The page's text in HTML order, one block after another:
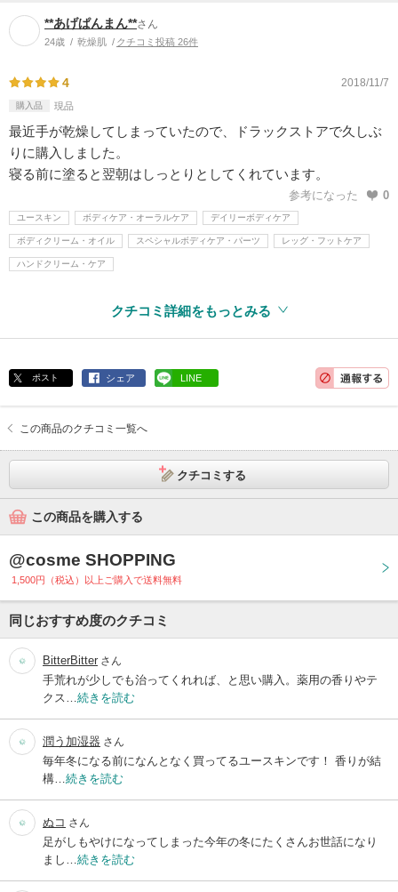
**あげぱんまん**さん
24歳 乾燥肌 クチコミ投稿 26件
4 2018/11/7
購入品 現品
最近手が乾燥してしまっていたので、ドラックストアで久しぶ
りに購入しました。
寝る前に塗ると翌朝はしっとりとしてくれています。
参考になった 0
ユースキン ボディケア・オーラルケア デイリーボディケア
ボディクリーム・オイル スペシャルボディケア・パーツ レッグ・フットケア
ハンドクリーム・ケア
クチコミ詳細をもっとみる
ポスト シェア LINE
この商品のクチコミ一覧へ
クチコミする
この商品を購入する
@cosme SHOPPING
1,500円（税込）以上ご購入で送料無料
同じおすすめ度のクチコミ
BitterBitter さん
手荒れが少しでも治ってくれれば、と思い購入。薬用の香りやテ
クス… 続きを読む
潤う加湿器 さん
毎年冬になる前になんとなく買ってるユースキンです！ 香りが結
構… 続きを読む
ぬコ さん
足がしもやけになってしまった今年の冬にたくさんお世話になり
まし… 続きを読む